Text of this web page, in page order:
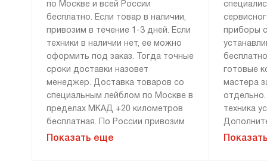
по Москве и всей России
бесплатно. Если товар в наличии,
привозим в течение 1-3 дней. Если
техники в наличии нет, ее можно
оформить под заказ. Тогда точные
сроки доставки назовет
менеджер. Доставка товаров со
специальным лейблом по Москве в
пределах МКАД +20 километров
бесплатная. По России привозим
технику бесплатно, если сумма
Показать еще
приборы
готовые
мастера
техника